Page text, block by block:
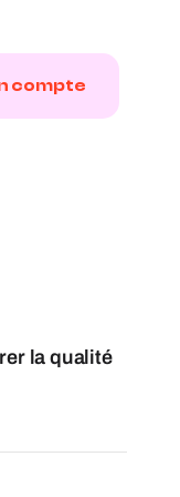
compte
la qualité